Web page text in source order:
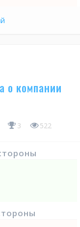
о компании
3 522